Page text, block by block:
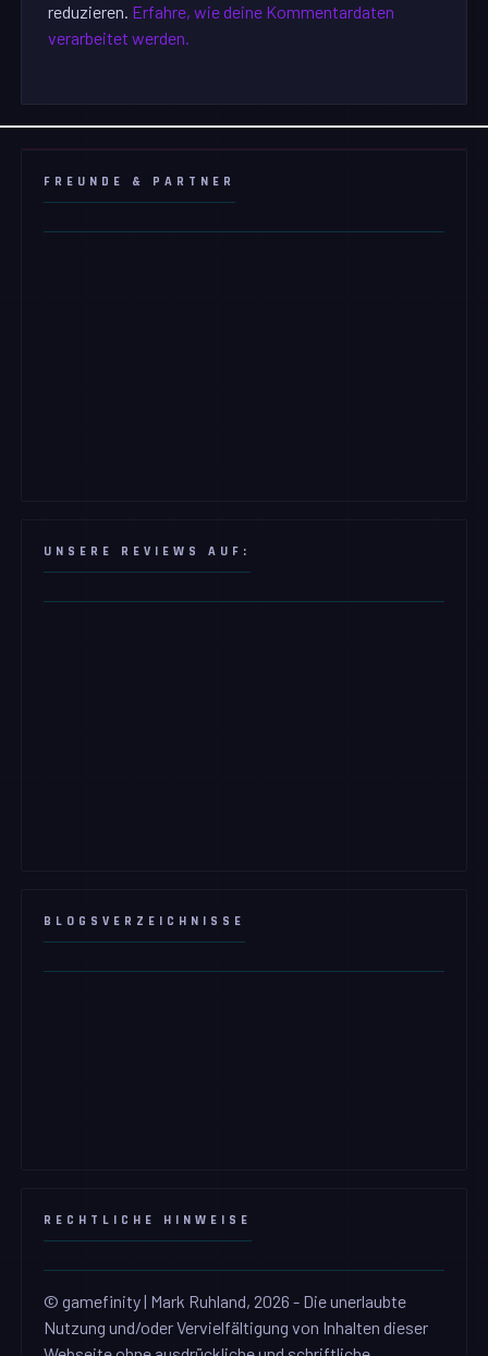
reduzieren. Erfahre, wie deine Kommentardaten
verarbeitet werden.
FREUNDE & PARTNER
UNSERE REVIEWS AUF:
BLOGSVERZEICHNISSE
RECHTLICHE HINWEISE
© gamefinity | Mark Ruhland, 2026 - Die unerlaubte
Nutzung und/oder Vervielfältigung von Inhalten dieser